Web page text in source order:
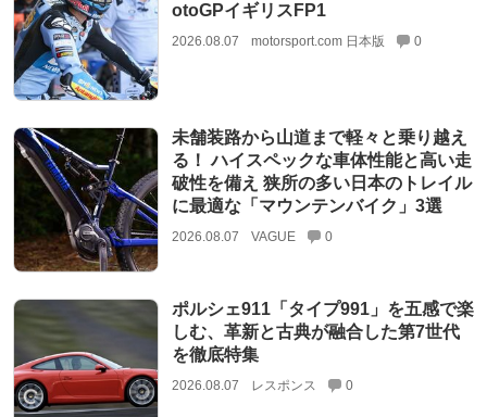
otoGPイギリスFP1
2026.08.07 motorsport.com 日本版 0
未舗装路から山道まで軽々と乗り越え
る！ ハイスペックな車体性能と高い走
破性を備え 狭所の多い日本のトレイル
に最適な「マウンテンバイク」3選
2026.08.07 VAGUE 0
ポルシェ911「タイプ991」を五感で楽
しむ、革新と古典が融合した第7世代
を徹底特集
2026.08.07 レスポンス 0